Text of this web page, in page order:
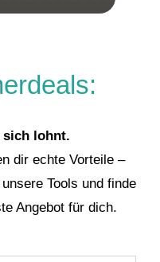
sich lohnt.
dir echte Vorteile –
Tools und finde
Angebot für dich.